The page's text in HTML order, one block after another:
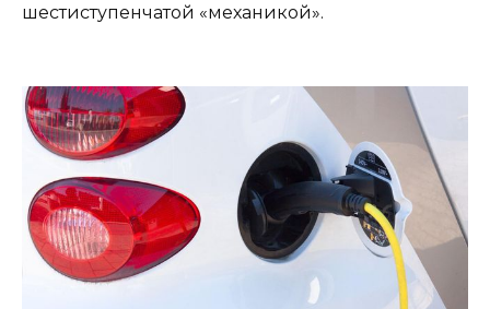
шестиступенчатой «механикой».